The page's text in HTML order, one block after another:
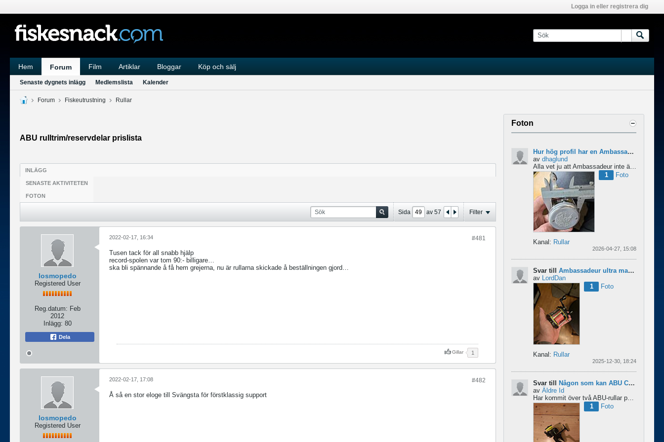
Logga in eller registrera dig
Hem Forum Film Artiklar Bloggar Köp och sälj
Senaste dygnets inlägg Medlemslista Kalender
Forum Fiskeutrustning Rullar
ABU rulltrim/reservdelar prislista
INLÄGG
SENASTE AKTIVITETEN
FOTON
Sida av 57 Filter
losmopedo
Registered User
Reg.datum: Feb
2012
Inlägg: 80
Dela
#481
2022-02-17, 16:34
Tusen tack för all snabb hjälp
record-spolen var tom 90:- billigare…
ska bli spännande å få hem grejerna, nu är rullarna skickade å beställningen gjord…
Gillar 1
losmopedo
Registered User
#482
2022-02-17, 17:08
Å så en stor eloge till Svängsta för förstklassig support
Foton
Hur hög profil har en Ambassadeur?
av dhaglund
Alla vet ju att Ambassadeur inte är en lågprofilrulle, det är tydligt. Men hur hög profil har de egentligen?...
1
Foto
Kanal: Rullar
2026-04-27, 15:08
Svar till Ambassadeur ultra mag xl 3
av
LordDan
1
Foto
Kanal: Rullar
2025-12-30, 18:24
Svar till Någon som kan ABU Cardinal och skillnader mellan äldre rullar?
av Äldre Id
1
Foto